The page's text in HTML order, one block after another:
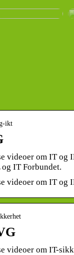
ikt
videoer om IT
IT Forbundet.
videoer om IT og
videoer om IT-